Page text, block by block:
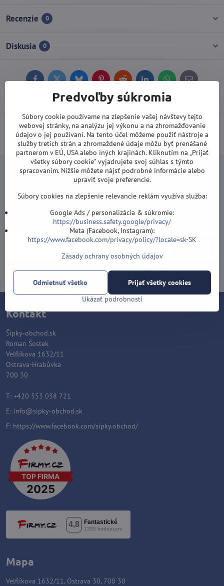
Recenzie 0
Diskusia 0
FacebookTwitterBlueskyPinterestReddit LinkedInWhatsApp
E-
Doprava od 100 EUR ZDARMA(Platí pri platbe prevodom alebo
kartou).
Newsletter
Odoberať naše novinky:
Chcem sa prihlásiť k odberu noviniek e-mailom
Kontakt
Šípky-obchod.sk
Roman Šostek
Velflíkova 1632/11
Ostrava-Hrabůvka
700 30
T: +420 553 038 721
E: info@sipky-obchod.sk
F: https://www.facebook.com/sipky.obchod/
Mapa
Velflíkova 1632/11, Ostrava 30, 700 30
Predvoľby súkromia
Súbory cookie používame na zlepšenie vašej návštevy tejto
webovej stránky, na analýzu jej výkonu a na zhromažďovanie
údajov o jej používaní. Na tento účel môžeme použiť nástroje a
služby tretích strán a zhromaždené údaje môžu byť prenášané
partnerom v EÚ, USA alebo iných krajinách. Kliknutím na „Prijať
všetky súbory cookie" vyjadrujete svoj súhlas s týmto
spracovaním. Nižšie môžete nájsť podrobné informácie alebo
upraviť svoje preferencie.
Súbory cookies na zlepšenie relevancie reklám využíva služba:
Google Ads / personalizácia & súkromie:
https://business.safety.google/privacy/
Meta (Facebook, Instagram):
https://www.facebook.com/privacy/policy/?locale=sk-SK
Zásady ochrany osobných údajov
Ukázať podrobnosti
Prijať všetky cookies
Odmietnuť všetko